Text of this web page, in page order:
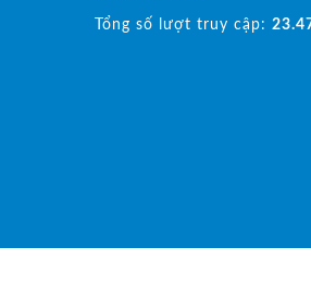
Tổng số lượt truy cập: